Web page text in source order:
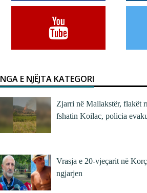
NGA E NJËJTA KATEGORI
Zjarri në Mallakstër, flakët
fshatin Koilac, policia
Vrasja e 20-vjeçarit në
ngjarjen